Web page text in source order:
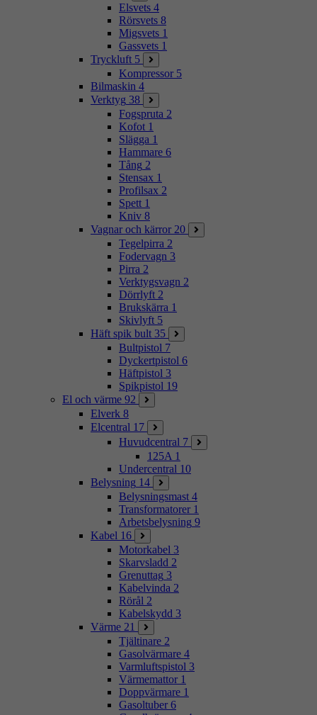
Elsvets 4
Rörsvets 8
Migsvets 1
Gassvets 1
Tryckluft 5
Kompressor 5
Bilmaskin 4
Verktyg 38
Fogspruta 2
Kofot 1
Slägga 1
Hammare 6
Tång 2
Stensax 1
Profilsax 2
Spett 1
Kniv 8
Vagnar och kärror 20
Tegelpirra 2
Fodervagn 3
Pirra 2
Verktygsvagn 2
Dörrlyft 2
Brukskärra 1
Skivlyft 5
Häft spik bult 35
Bultpistol 7
Dyckertpistol 6
Häftpistol 3
Spikpistol 19
El och värme 92
Elverk 8
Elcentral 17
Huvudcentral 7
125A 1
Undercentral 10
Belysning 14
Belysningsmast 4
Transformatorer 1
Arbetsbelysning 9
Kabel 16
Motorkabel 3
Skarvsladd 2
Grenuttag 3
Kabelvinda 2
Rörål 2
Kabelskydd 3
Värme 21
Tjältinare 2
Gasolvärmare 4
Varmluftspistol 3
Värmemattor 1
Doppvärmare 1
Gasoltuber 6